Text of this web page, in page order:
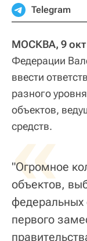
Telegram
МОСКВА, 9
Федерации
ввести
разного
объектов,
средств.
«
"Огромное
объектов,
федеральных
первого